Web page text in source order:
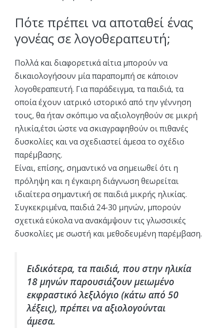
Πότε πρέπει να αποταθεί ένας
γονέας σε λογοθεραπευτή;
Πολλά και διαφορετικά αίτια μπορούν να
δικαιολογήσουν μία παραπομπή σε κάποιον
λογοθεραπευτή. Για παράδειγμα, τα παιδιά, τα
οποία έχουν ιατρικό ιστορικό από την γέννηση
τους, θα ήταν σκόπιμο να αξιολογηθούν σε μικρή
ηλικία,έτσι ώστε να σκιαγραφηθούν οι πιθανές
δυσκολίες και να σχεδιαστεί άμεσα το σχέδιο
παρέμβασης.
Είναι, επίσης, σημαντικό να σημειωθεί ότι η
πρόληψη και η έγκαιρη διάγνωση θεωρείται
ιδιαίτερα σημαντική σε παιδιά μικρής ηλικίας.
Συγκεκριμένα, παιδιά 24-30 μηνών, μπορούν
σχετικά εύκολα να ανακάμψουν τις γλωσσικές
δυσκολίες με σωστή και μεθοδευμένη παρέμβαση.
Ειδικότερα, τα παιδιά, που στην ηλικία
18 μηνών παρουσιάζουν μειωμένο
εκφραστικό λεξιλόγιο (κάτω από 50
λέξεις), πρέπει να αξιολογούνται
άμεσα.